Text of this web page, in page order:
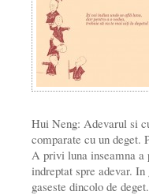
Hui Neng: Adevarul si
comparate cu un deget.
A privi luna inseamna a
indreptat spre adevar.
gaseste dincolo de deget.